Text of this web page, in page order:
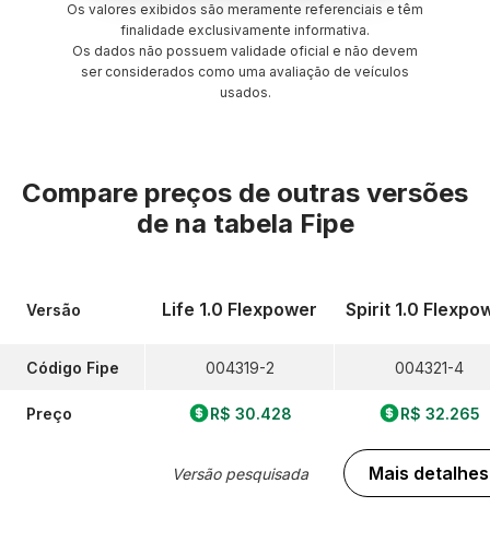
Os valores exibidos são meramente referenciais e têm
finalidade exclusivamente informativa.
Os dados não possuem validade oficial e não devem
ser considerados como uma avaliação de veículos
usados.
Compare preços de outras versões
de na tabela Fipe
Versão
Código Fipe
Preço
Life 1.0 Flexpower
004319-2
R$ 30.428
Versão pesquisada
Spirit 1.0
004321-4
R$ 32.265
Mais detalhes